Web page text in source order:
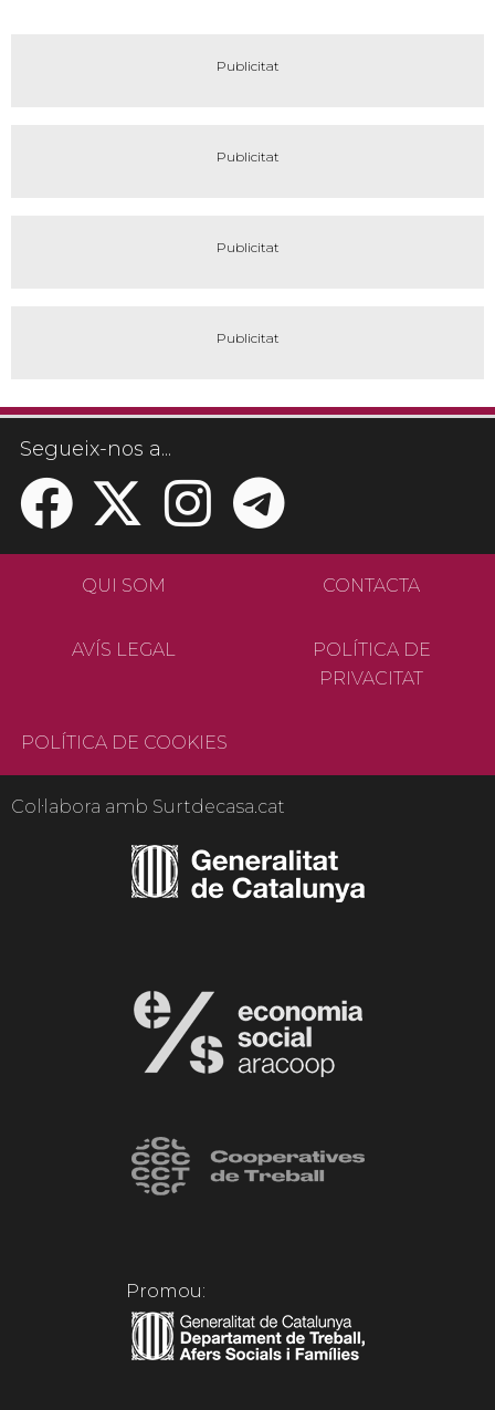
Segueix-nos a...
QUI SOM CONTACTA
AVÍS LEGAL
POLÍTICA DE
PRIVACITAT
POLÍTICA DE COOKIES
Col·labora amb Surtdecasa.cat
Promou: